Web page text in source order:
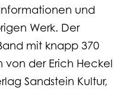
und
Werk. Der
mit knapp 370
von der Erich Heckel
Sandstein Kultur,